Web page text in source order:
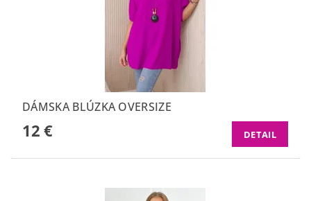
DÁMSKA BLÚZKA OVERSIZE
12 € DETAIL